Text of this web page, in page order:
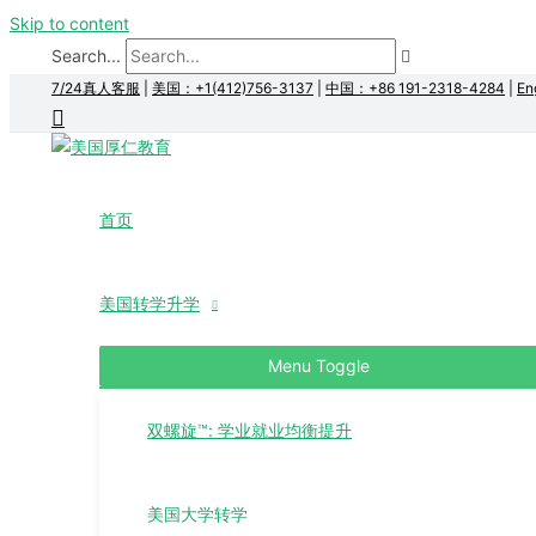
Skip to content
Search...
7/24真人客服 美国：+1(412)756-3137 中国：+86 191-2318-4284
首页
美国转学升学
Menu Toggle
双螺旋™: 学业就业均衡提升
美国大学转学